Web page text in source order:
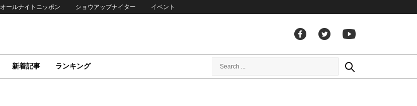
オールナイトニッポン ショウアップナイター イベント
新着記事 ランキング